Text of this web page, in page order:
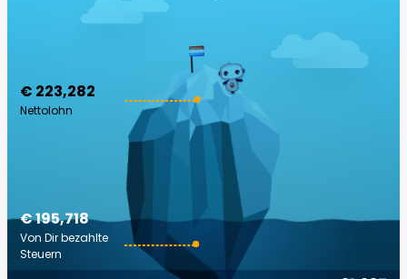
€ 223,282
Nettolohn
€ 195,718
Von Dir bezahlte
Steuern